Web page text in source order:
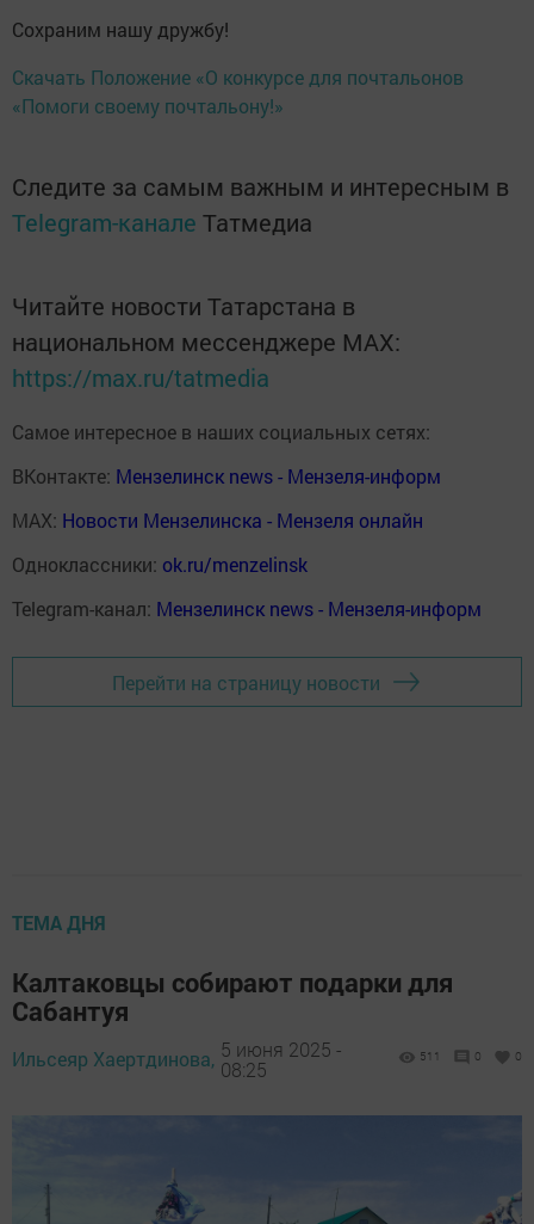
Сохраним нашу дружбу!
Скачать Положение «О конкурсе для почтальонов
«Помоги своему почтальону!»
Следите за самым важным и интересным в
Telegram-канале Татмедиа
Читайте новости Татарстана в
национальном мессенджере MАХ:
https://max.ru/tatmedia
Самое интересное в наших социальных сетях:
ВКонтакте: Мензелинск news - Мензеля-информ
MAX: Новости Мензелинска - Мензеля онлайн
Одноклассники: ok.ru/menzelinsk
Telegram-канал: Мензелинск news - Мензеля-информ
Перейти на страницу новости
ТЕМА ДНЯ
Калтаковцы собирают подарки для
Сабантуя
Ильсеяр Хаертдинова, 5 июня 2025 -
08:25
511 0 0